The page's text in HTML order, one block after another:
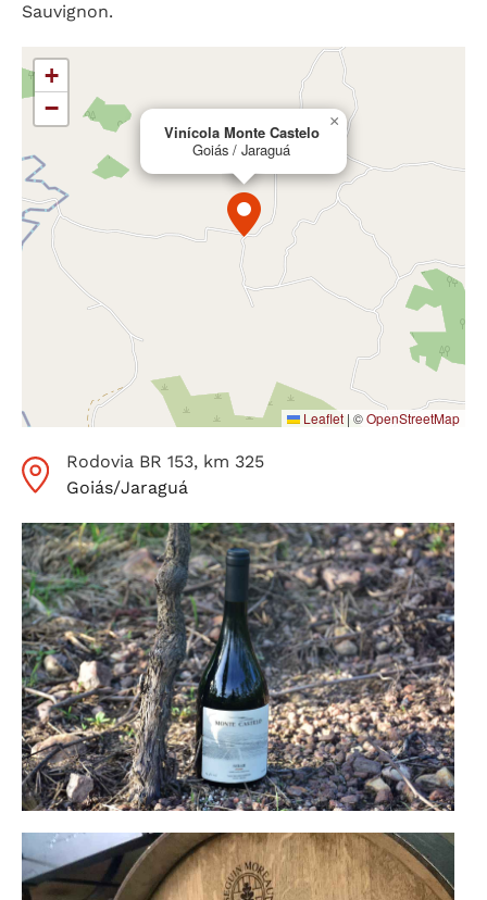
Sauvignon.
Vinícola Monte Castelo
Goiás / Jaraguá
×
+
−
Leaflet | ©OpenStreetMap
Rodovia BR 153, km 325
Goiás/Jaraguá